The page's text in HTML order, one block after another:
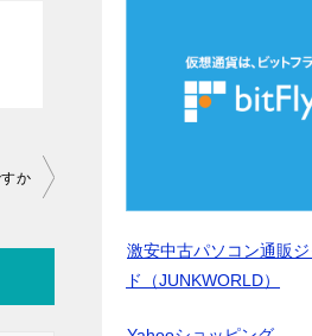
か
激安中古パソコン通販
ド（JUNKWORLD）